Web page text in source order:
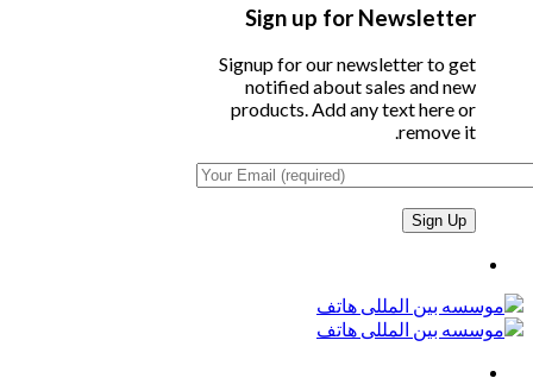
Sign up for Newsletter
Signup for our newsletter to get
notified about sales and new
products. Add any text here or
remove it.